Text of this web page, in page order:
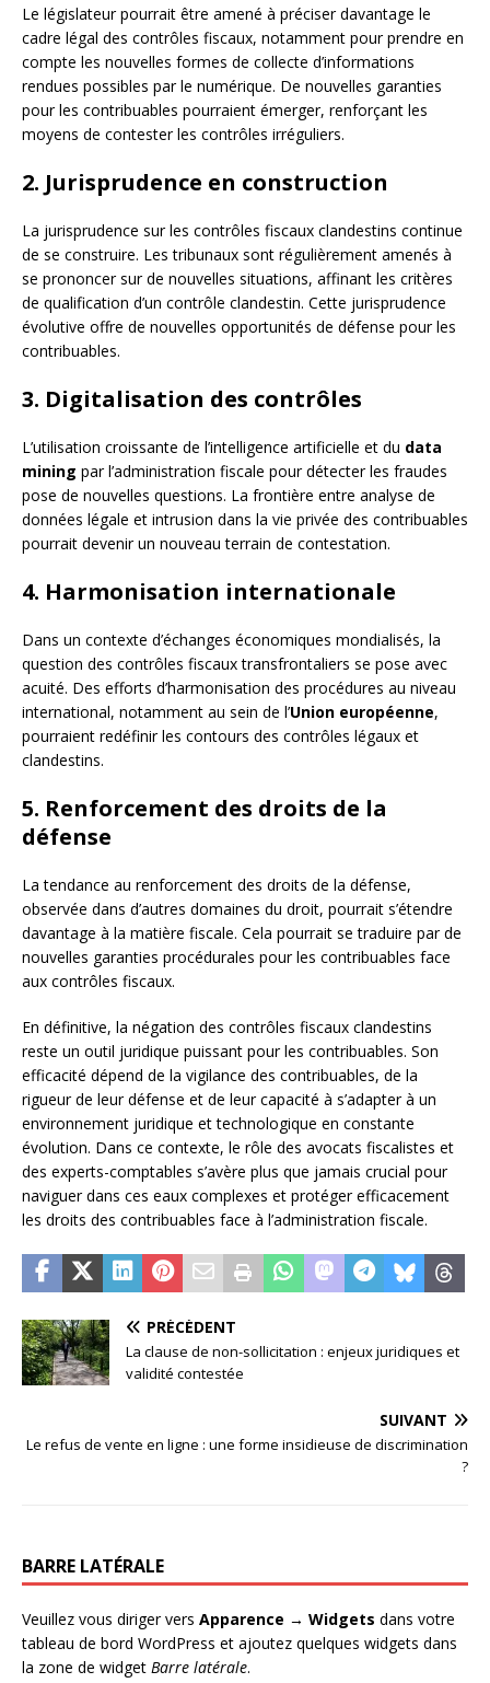
Le législateur pourrait être amené à préciser davantage le
cadre légal des contrôles fiscaux, notamment pour prendre en
compte les nouvelles formes de collecte d’informations
rendues possibles par le numérique. De nouvelles garanties
pour les contribuables pourraient émerger, renforçant les
moyens de contester les contrôles irréguliers.
2. Jurisprudence en construction
La jurisprudence sur les contrôles fiscaux clandestins continue
de se construire. Les tribunaux sont régulièrement amenés à
se prononcer sur de nouvelles situations, affinant les critères
de qualification d’un contrôle clandestin. Cette jurisprudence
évolutive offre de nouvelles opportunités de défense pour les
contribuables.
3. Digitalisation des contrôles
L’utilisation croissante de l’intelligence artificielle et du data
mining par l’administration fiscale pour détecter les fraudes
pose de nouvelles questions. La frontière entre analyse de
données légale et intrusion dans la vie privée des contribuables
pourrait devenir un nouveau terrain de contestation.
4. Harmonisation internationale
Dans un contexte d’échanges économiques mondialisés, la
question des contrôles fiscaux transfrontaliers se pose avec
acuité. Des efforts d’harmonisation des procédures au niveau
international, notamment au sein de l’Union européenne,
pourraient redéfinir les contours des contrôles légaux et
clandestins.
5. Renforcement des droits de la
défense
La tendance au renforcement des droits de la défense,
observée dans d’autres domaines du droit, pourrait s’étendre
davantage à la matière fiscale. Cela pourrait se traduire par de
nouvelles garanties procédurales pour les contribuables face
aux contrôles fiscaux.
En définitive, la négation des contrôles fiscaux clandestins
reste un outil juridique puissant pour les contribuables. Son
efficacité dépend de la vigilance des contribuables, de la
rigueur de leur défense et de leur capacité à s’adapter à un
environnement juridique et technologique en constante
évolution. Dans ce contexte, le rôle des avocats fiscalistes et
des experts-comptables s’avère plus que jamais crucial pour
naviguer dans ces eaux complexes et protéger efficacement
les droits des contribuables face à l’administration fiscale.
PRÉCÉDENT
La clause de non-sollicitation : enjeux juridiques et
validité contestée
SUIVANT
Le refus de vente en ligne : une forme insidieuse de discrimination
?
BARRE LATÉRALE
Veuillez vous diriger vers Apparence → Widgets dans votre
tableau de bord WordPress et ajoutez quelques widgets dans
la zone de widget Barre latérale.